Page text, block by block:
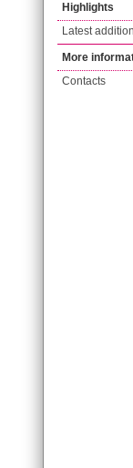
Highlights
Latest
More
Contacts